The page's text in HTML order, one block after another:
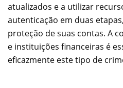
atualizados e a utilizar
autenticação em duas
proteção de suas contas. A
e instituições financeiras é
eficazmente este tipo de